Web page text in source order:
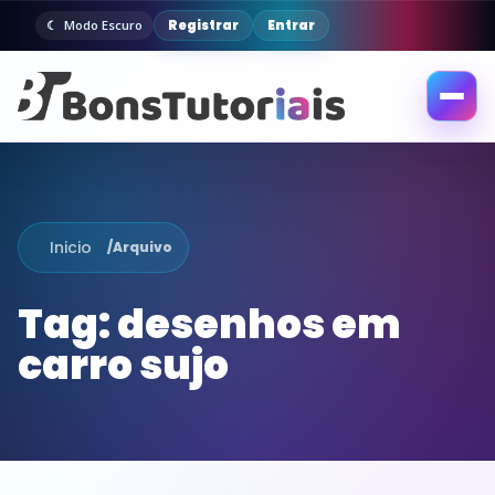
Modo Escuro Registrar Entrar
Abrir
Inicio /Arquivo
Tag:desenhos em
carro sujo